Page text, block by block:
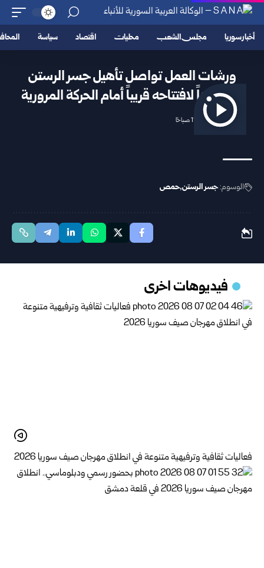
أخبار سوريا مجلس الشعب محليات اقتصاد سياسة
ورشات العمل تواصل تأهيل جسر الرستن
استعداداً لافتتاحه قريباً أمام الحركة المرورية
2026/05/12 11:25 صباحًا
الوسوم:جسر الرستن حمص
فيديوهات اخرى
فعاليات ثقافية وترفيهية متنوعة في انطلاق مهرجان صيف سوريا 2026